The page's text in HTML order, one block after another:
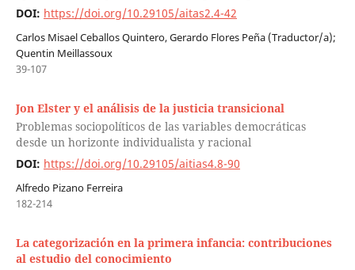
DOI: https://doi.org/10.29105/aitas2.4-42
Carlos Misael Ceballos Quintero, Gerardo Flores Peña (Traductor/a);
Quentin Meillassoux
39-107
Jon Elster y el análisis de la justicia transicional
Problemas sociopolíticos de las variables democráticas
desde un horizonte individualista y racional
DOI: https://doi.org/10.29105/aitias4.8-90
Alfredo Pizano Ferreira
182-214
La categorización en la primera infancia: contribuciones
al estudio del conocimiento